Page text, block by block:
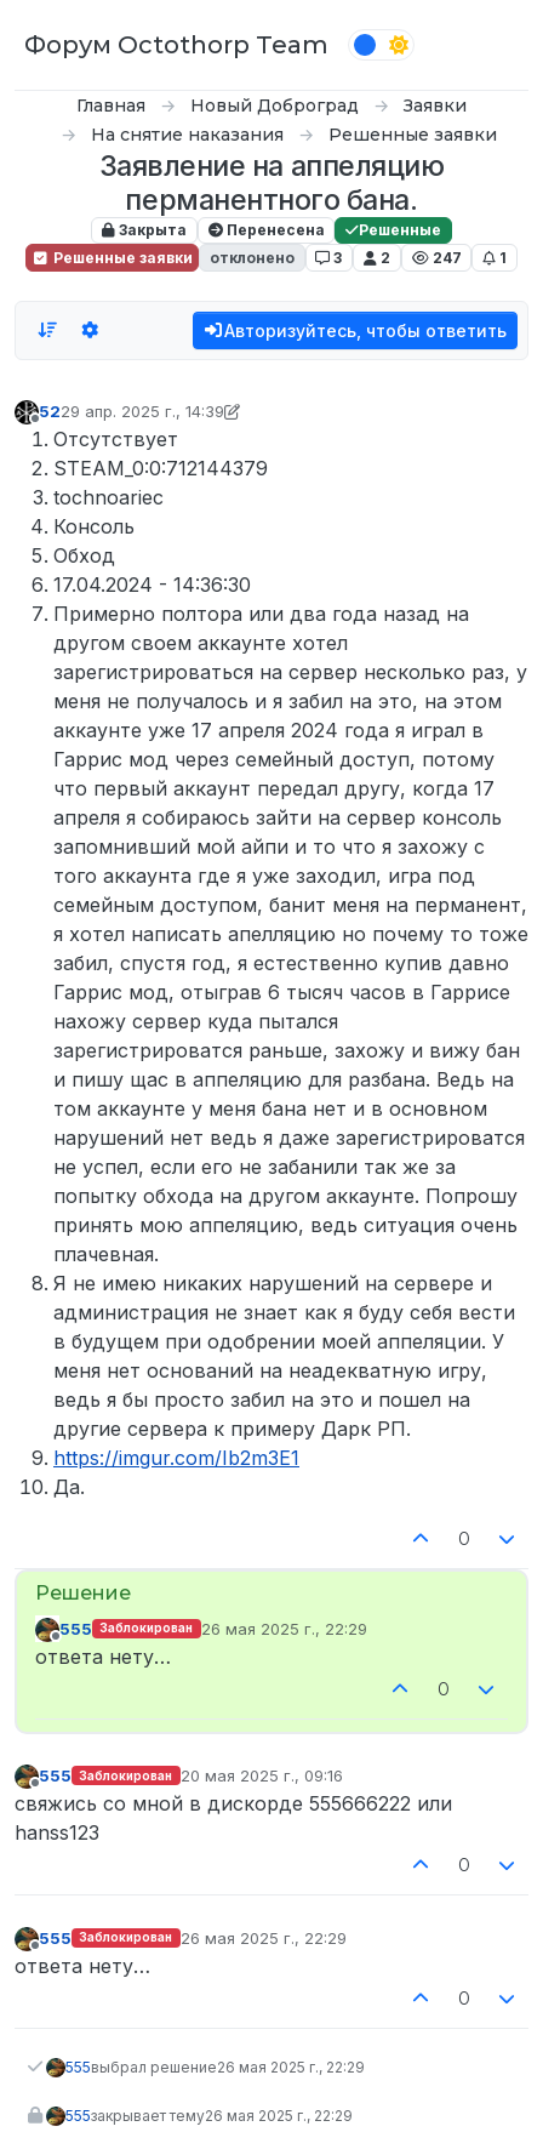
Форум Octothorp Team
Главная Новый Доброград
Заявки
На снятие наказания
Решенные заявки
Заявление на аппеляцию
перманентного бана.
Закрыта Перенесена
Решенные
Решенные заявки
отклонено 3 2 247 1
Авторизуйтесь, чтобы ответить
Не в сети
5229 апр. 2025 г., 14:39
отредактировано 52
Отсутствует
STEAM_0:0:712144379
tochnoariec
Консоль
Обход
17.04.2024 - 14:36:30
Примерно полтора или два года назад на
другом своем аккаунте хотел
зарегистрироваться на сервер несколько раз, у
меня не получалось и я забил на это, на этом
аккаунте уже 17 апреля 2024 года я играл в
Гаррис мод через семейный доступ, потому
что первый аккаунт передал другу, когда 17
апреля я собираюсь зайти на сервер консоль
запомнивший мой айпи и то что я захожу с
того аккаунта где я уже заходил, игра под
семейным доступом, банит меня на перманент,
я хотел написать апелляцию но почему то тоже
забил, спустя год, я естественно купив давно
Гаррис мод, отыграв 6 тысяч часов в Гаррисе
нахожу сервер куда пытался
зарегистрироватся раньше, захожу и вижу бан
и пишу щас в аппеляцию для разбана. Ведь на
том аккаунте у меня бана нет и в основном
нарушений нет ведь я даже зарегистрироватся
не успел, если его не забанили так же за
попытку обхода на другом аккаунте. Попрошу
принять мою аппеляцию, ведь ситуация очень
плачевная.
Я не имею никаких нарушений на сервере и
администрация не знает как я буду себя вести
в будущем при одобрении моей аппеляции. У
меня нет оснований на неадекватную игру,
ведь я бы просто забил на это и пошел на
другие сервера к примеру Дарк РП.
https://imgur.com/Ib2m3E1
Да.
0
Не в сети
555 Заблокирован 26 мая 2025 г., 22:29
отредактировано
ответа нету…
0
555 Заблокирован 20 мая 2025 г., 09:16
отредактировано
свяжись со мной в дискорде 555666222 или
hanss123
0
Не в сети
555 Заблокирован 26 мая 2025 г., 22:29
отредактировано
ответа нету…
0
555выбрал решение26 мая 2025 г., 22:29
555закрывает тему26 мая 2025 г., 22:29